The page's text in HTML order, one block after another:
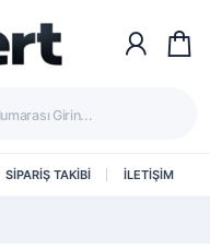
SİPARİŞ TAKİBİ İLETİŞİM